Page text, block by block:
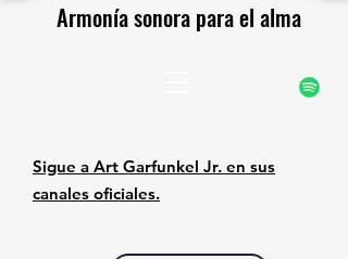
Armonía sonora para el alma
Armonía sonora para el alma
Sigue a Art Garfunkel Jr. en sus
canales oficiales.